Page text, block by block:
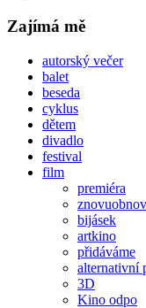
Zajímá mě
autorský večer
balet
beseda
cyklus
dětem
divadlo
festival
film
premiéra
bijásek
artkino
přidáváme
alternativní
3D
Kino odpo